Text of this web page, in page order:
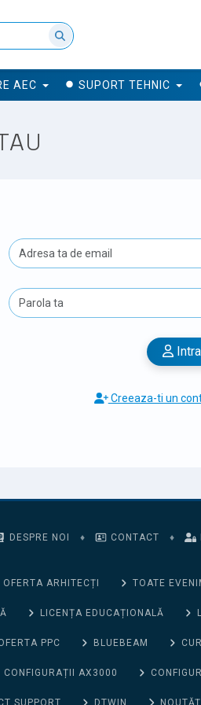
AEC SUPORT TEHNIC
Creeaza-ti un
DESPRE NOI ♦ CONTACT ♦
OFERTA ARHITECȚI TOATE
LICENȚA EDUCAȚIONALĂ
PPC BLUEBEAM
CONFIGURAȚII AX3000
SUPPORT DTWIN